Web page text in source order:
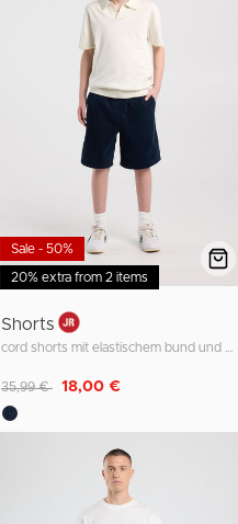
20% extra from 2 items
Sale - 50%
Shorts
Reduziert von
35,99 € auf
18,00 €